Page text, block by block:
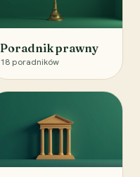
Poradnik prawny
18 poradników